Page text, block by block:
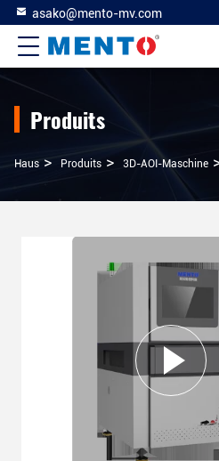
asako@mento-mv.com
Produits
Haus > Produits > 3D-AOI-Maschine